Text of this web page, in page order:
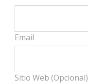
Email
Sitio Web (Opcional)